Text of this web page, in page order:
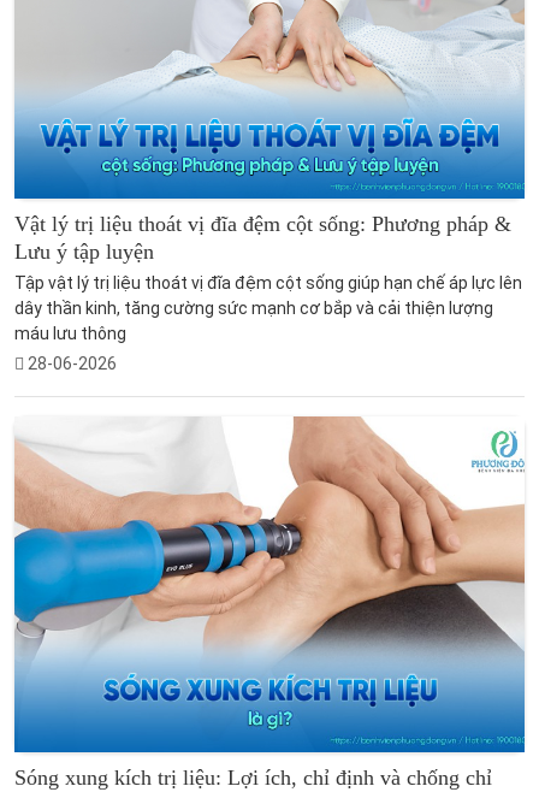
Vật lý trị liệu thoát vị đĩa đệm cột sống: Phương pháp &
Lưu ý tập luyện
Tập vật lý trị liệu thoát vị đĩa đệm cột sống giúp hạn chế áp lực lên
dây thần kinh, tăng cường sức mạnh cơ bắp và cải thiện lượng
máu lưu thông
28-06-2026
Sóng xung kích trị liệu: Lợi ích, chỉ định và chống chỉ